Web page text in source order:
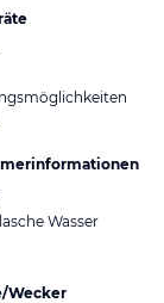
Wasser
Wecker